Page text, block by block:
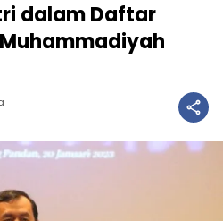
dalam Daftar